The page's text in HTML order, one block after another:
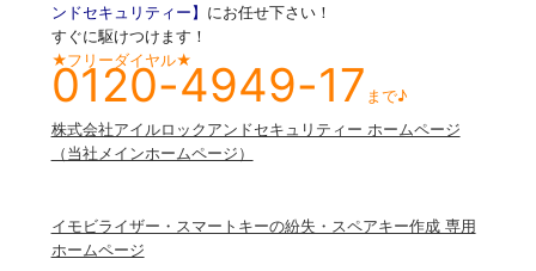
ンドセキュリティー】 にお任せ下さい！
すぐに駆けつけます！
★フリーダイヤル★
0120-4949-17 まで♪
株式会社アイルロックアンドセキュリティー ホームページ
（当社メインホームページ）
イモビライザー・スマートキーの紛失・スペアキー作成 専用
ホームページ